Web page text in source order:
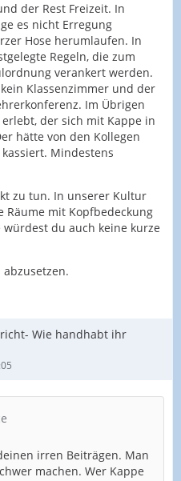
der Rest Freizeit. In
es nicht Erregung
Hose herumlaufen. In
Regeln, die zum
verankert werden.
Klassenzimmer und der
Im Übrigen
der sich mit Kappe in
hätte von den Kollegen
Mindestens
zu tun. In unserer Kultur
mit Kopfbedeckung
du auch keine kurze
abzusetzen.
Wie handhabt ihr
irren Beiträgen. Man
machen. Wer Kappe